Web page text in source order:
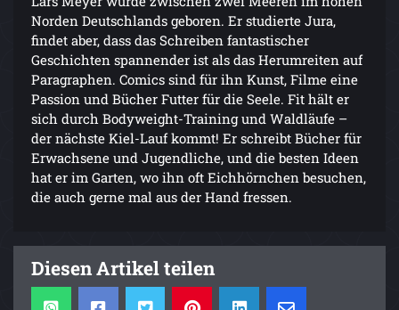
Norden Deutschlands geboren. Er studierte Jura,
findet aber, dass das Schreiben fantastischer
Geschichten spannender ist als das Herumreiten auf
Paragraphen. Comics sind für ihn Kunst, Filme eine
Passion und Bücher Futter für die Seele. Fit hält er
sich durch Bodyweight-Training und Waldläufe –
der nächste Kiel-Lauf kommt! Er schreibt Bücher für
Erwachsene und Jugendliche, und die besten Ideen
hat er im Garten, wo ihn oft Eichhörnchen besuchen,
die auch gerne mal aus der Hand fressen.
Diesen Artikel teilen